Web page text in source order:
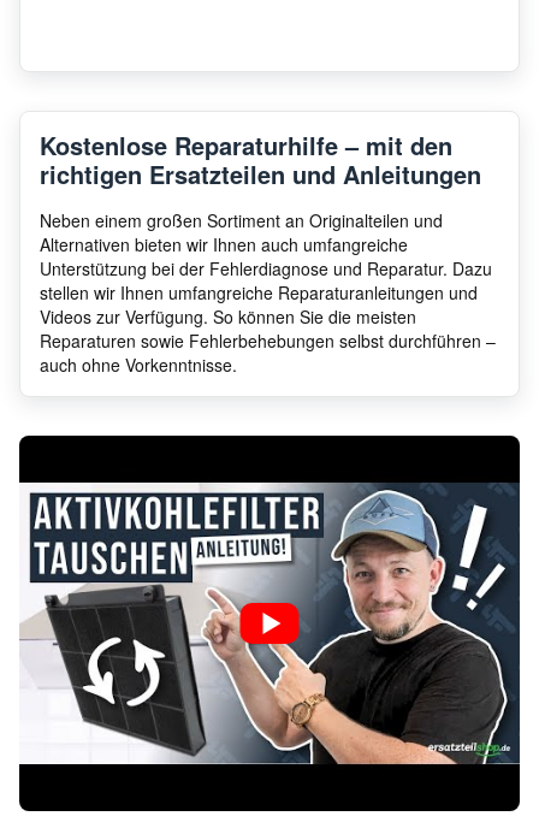
Kostenlose Reparaturhilfe – mit den
richtigen Ersatzteilen und Anleitungen
Neben einem großen Sortiment an Originalteilen und
Alternativen bieten wir Ihnen auch umfangreiche
Unterstützung bei der Fehlerdiagnose und Reparatur. Dazu
stellen wir Ihnen umfangreiche Reparaturanleitungen und
Videos zur Verfügung. So können Sie die meisten
Reparaturen sowie Fehlerbehebungen selbst durchführen –
auch ohne Vorkenntnisse.